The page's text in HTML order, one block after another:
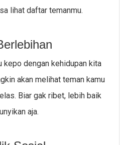
lihat daftar temanmu.
kepo dengan kehidupan kita
akan melihat teman kamu
Biar gak ribet, lebih baik
aja.